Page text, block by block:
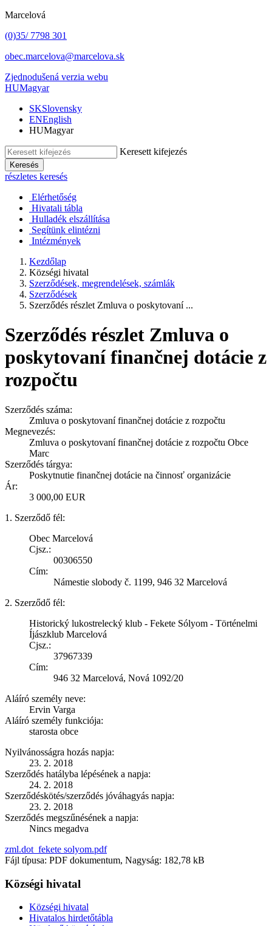
Marcelová
(0)35/ 7798 301
obec.marcelova@marcelova.sk
Zjednodušená verzia webu
HUMagyar
SKSlovensky
ENEnglish
HUMagyar
Keresett kifejezés
Keresés
részletes keresés
Elérhetőség
Hivatali tábla
Hulladék elszállítása
Segítünk elintézni
Intézmények
Kezdőlap
Községi hivatal
Szerződések, megrendelések, számlák
Szerződések
Szerződés részlet Zmluva o poskytovaní ...
Szerződés részlet Zmluva o
poskytovaní finančnej dotácie z
rozpočtu
Szerződés száma:
Zmluva o poskytovaní finančnej dotácie z rozpočtu
Megnevezés:
Zmluva o poskytovaní finančnej dotácie z rozpočtu Obce
Marc
Szerződés tárgya:
Poskytnutie finančnej dotácie na činnosť organizácie
Ár:
3 000,00 EUR
1. Szerződő fél:
Obec Marcelová
Cjsz.:
00306550
Cím:
Námestie slobody č. 1199, 946 32 Marcelová
2. Szerződő fél:
Historický lukostrelecký klub - Fekete Sólyom - Történelmi
Íjászklub Marcelová
Cjsz.:
37967339
Cím:
946 32 Marcelová, Nová 1092/20
Aláíró személy neve:
Ervin Varga
Aláíró személy funkciója:
starosta obce
Nyilvánosságra hozás napja:
23. 2. 2018
Szerződés hatályba lépésének a napja:
24. 2. 2018
Szerződéskötés/szerződés jóváhagyás napja:
23. 2. 2018
Szerződés megszűnésének a napja:
Nincs megadva
zml.dot_fekete solyom.pdf
Fájl típusa: PDF dokumentum, Nagyság: 182,78 kB
Községi hivatal
Községi hivatal
Hivatalos hirdetőtábla